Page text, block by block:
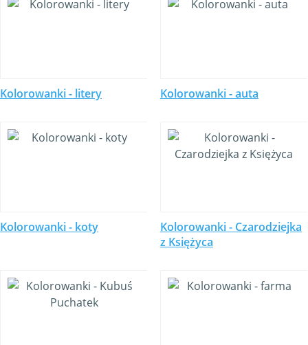
Kolorowanki - litery Kolorowanki - auta
Kolorowanki - koty
Kolorowanki - Czarodziejka
z Księżyca